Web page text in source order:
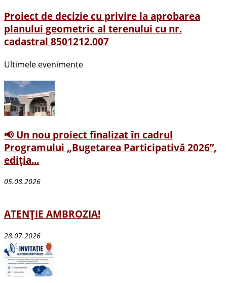
Proiect de decizie cu privire la aprobarea
planului geometric al terenului cu nr.
cadastral 8501212.007
Ultimele evenimente
📢 Un nou proiect finalizat în cadrul
Programului „Bugetarea Participativă 2026”,
ediția...
05.08.2026
ATENȚIE AMBROZIA!
28.07.2026